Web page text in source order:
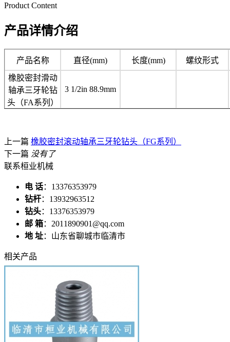
Product Content
产品详情介绍
产品名称 直径(mm) 长度(mm)
螺纹形式
橡胶密封滑动
轴承三牙轮钻
头（FA系列）
3 1/2in 88.9mm
上一篇 橡胶密封滚动轴承三牙轮钻头（FG系列）
下一篇 没有了
联系桓业机械
电 话：13376353979
钻杆：13932963512
钻头：13376353979
邮 箱：2011890901@qq.com
地 址：山东省聊城市临清市
相关产品